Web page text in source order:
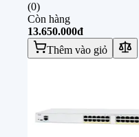
(0)
Còn hàng
13.650.000đ
Thêm vào giỏ